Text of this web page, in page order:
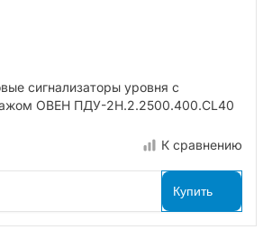
сигнализаторы уровня с
ОВЕН ПДУ-2Н.2.2500.400.СL40
К сравнению
Купить